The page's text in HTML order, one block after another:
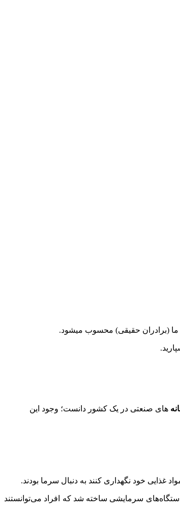
ما (برادران حقیقی) محسوب میشود.
‌های صنعتی در یک کشور دانست؛ وجود این
غذایی خود نگهداری کنند به دنبال سرما بودند.
سرمایشی ساخته شد که افراد می‌توانستند